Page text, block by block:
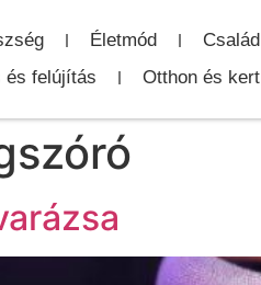
Életmód Család
és felújítás
Otthon és kert